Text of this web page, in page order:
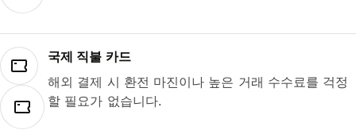
국제 직불 카드
해외 결제 시 환전 마진이나 높은 거래 수수료를 걱정
할 필요가 없습니다.